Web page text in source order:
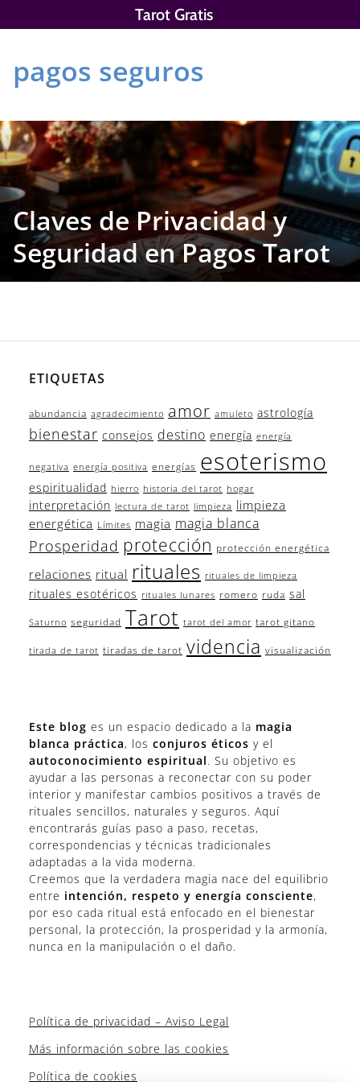
al
Tarot Gratis
pagos seguros
Claves de Privacidad y
Seguridad en Pagos Tarot
ETIQUETAS
abundancia agradecimiento amor amuleto astrología
bienestar consejos destino energía energía
negativa energía positiva energías esoterismo
espiritualidad hierro historia del tarot hogar
interpretación lectura de tarot limpieza limpieza
energética Límites magia magia blanca
Prosperidad protección protección energética
relaciones ritual rituales rituales de limpieza
rituales esotéricos rituales lunares romero ruda sal
Saturno seguridad Tarot tarot del amor tarot gitano
tirada de tarot tiradas de tarot videncia visualización
Este blog es un espacio dedicado a la magia
blanca práctica, los conjuros éticos y el
autoconocimiento espiritual. Su objetivo es
ayudar a las personas a reconectar con su poder
interior y manifestar cambios positivos a través de
rituales sencillos, naturales y seguros. Aquí
encontrarás guías paso a paso, recetas,
correspondencias y técnicas tradicionales
adaptadas a la vida moderna.
Creemos que la verdadera magia nace del equilibrio
entre intención, respeto y energía consciente,
por eso cada ritual está enfocado en el bienestar
personal, la protección, la prosperidad y la armonía,
nunca en la manipulación o el daño.
Política de privacidad – Aviso Legal
Más información sobre las cookies
Política de cookies